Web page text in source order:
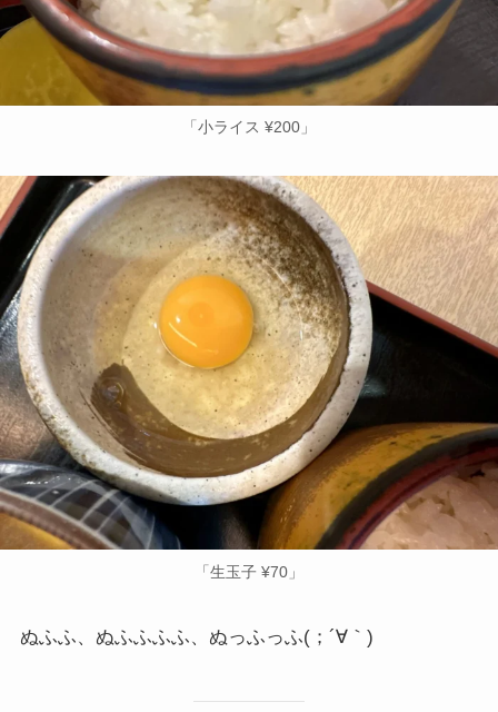
「小ライス ¥200」
「生玉子 ¥70」
ぬふふ、ぬふふふふ、ぬっふっふ(；´∀｀)